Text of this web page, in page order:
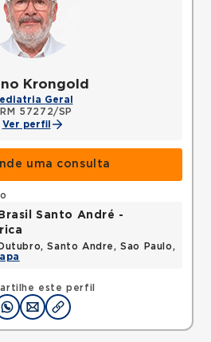
Krongold
Geral
57272/SP
Ver perfil
uma consulta
este perfil
Santo André -
Santo Andre, Sao Paulo,